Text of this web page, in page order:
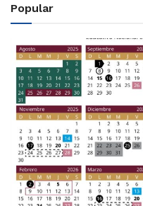
Popular